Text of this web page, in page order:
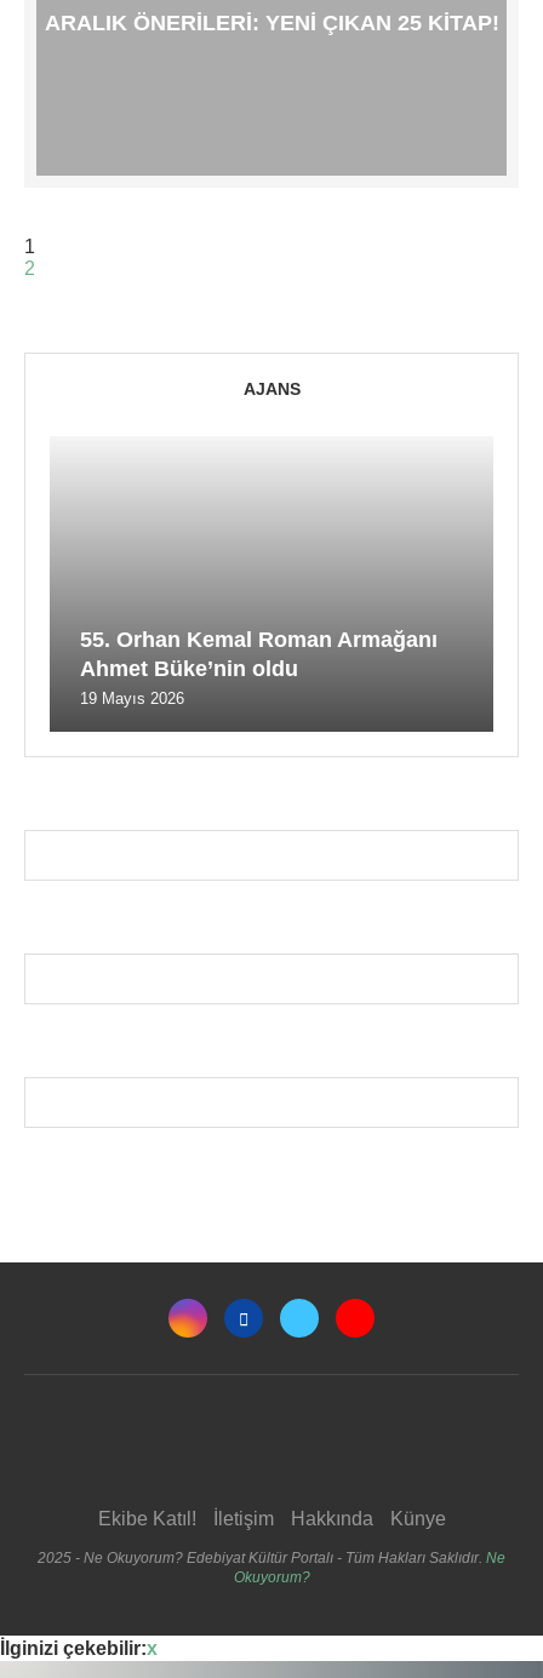
ARALIK ÖNERILERI: YENI ÇIKAN 25 KITAP!
1
2
AJANS
55. Orhan Kemal Roman Armağanı
Ahmet Büke’nin oldu
19 Mayıs 2026
Ekibe Katıl! İletişim Hakkında Künye
2025 - Ne Okuyorum? Edebiyat Kültür Portalı - Tüm Hakları Saklıdır. Ne
Okuyorum?
İlginizi çekebilir:x